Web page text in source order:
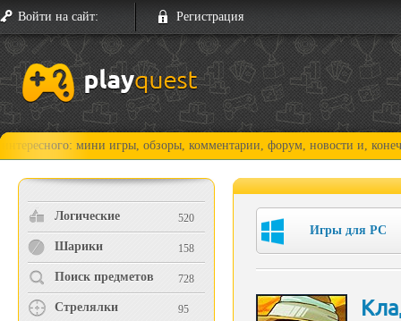
Войти на сайт: Регистрация
мини игры, обзоры, комментарии, форум, новости и, конечно,
Логические 520
Шарики 158
Поиск предметов 728
Стрелялки 95
Игры для PC